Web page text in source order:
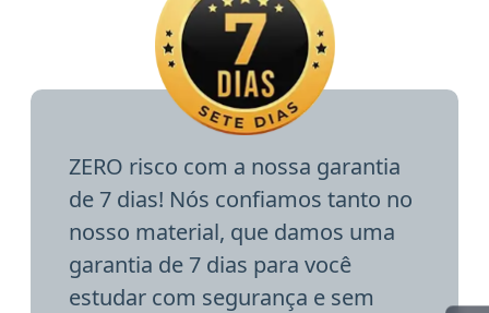
ZERO risco com a nossa garantia
de 7 dias! Nós confiamos tanto no
nosso material, que damos uma
garantia de 7 dias para você
estudar com segurança e sem